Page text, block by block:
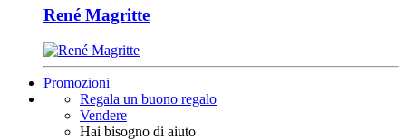
René Magritte
Promozioni
Regala un buono regalo
Vendere
Hai bisogno di aiuto